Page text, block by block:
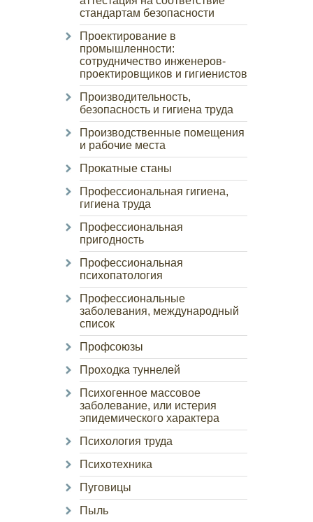
стандартам безопасности
Проектирование в
промышленности:
сотрудничество инженеров-
проектировщиков и гигиенистов
Производительность,
безопасность и гигиена труда
Производственные помещения
и рабочие места
Прокатные станы
Профессиональная гигиена,
гигиена труда
Профессиональная
пригодность
Профессиональная
психопатология
Профессиональные
заболевания, международный
список
Профсоюзы
Проходка туннелей
Психогенное массовое
заболевание, или истерия
эпидемического характера
Психология труда
Психотехника
Пуговицы
Пыль